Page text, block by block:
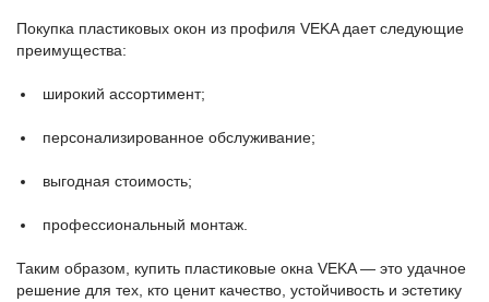
Покупка пластиковых окон из профиля VEKA дает следующие
преимущества:
широкий ассортимент;
персонализированное обслуживание;
выгодная стоимость;
профессиональный монтаж.
Таким образом, купить пластиковые окна VEKA — это удачное
решение для тех, кто ценит качество, устойчивость и эстетику